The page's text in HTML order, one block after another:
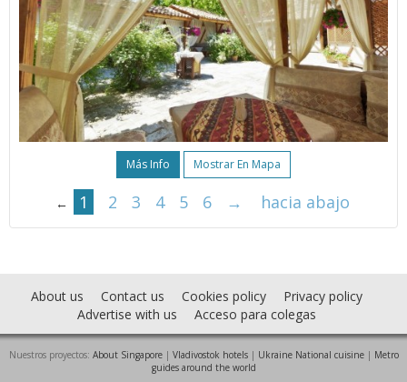
Más Info Mostrar En Mapa
← 1 2 3 4 5 6 → hacia abajo
About us Contact us Cookies policy
Privacy policy
Advertise with us
Acceso para colegas
Nuestros proyectos: About Singapore| Vladivostok hotels| Ukraine National cuisine| Metro
guides around the world